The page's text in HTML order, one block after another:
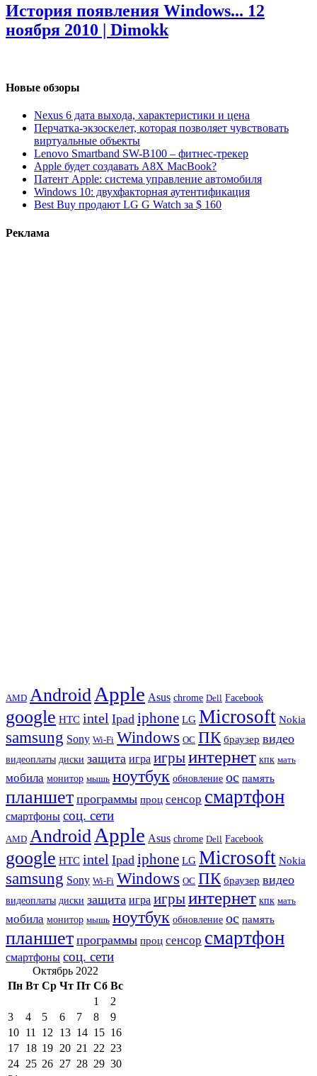
История появления Windows... 12
ноября 2010 | Dimokk
Новые обзоры
Nexus 6 дата выхода, характеристики и цена
Перчатка-экзоскелет, которая позволяет чувствовать
виртуальные объекты
Lenovo Smartband SW-B100 – фитнес-трекер
Apple будет создавать A8X MacBook?
Патент Apple: система управление автомобиля
Windows 10: двухфакторная аутентификация
Best Buy продают LG G Watch за $ 160
Реклама
AMD Android Apple Asus chrome Dell Facebook
google HTC intel Ipad iphone LG Microsoft Nokia
samsung Sony Wi-Fi Windows ОС ПК браузер видео
видеоплаты диски защита игра игрыинтернет кпк мать
мобила монитор мышь ноутбук обновление ос память
планшет программы проц сенсор смартфон
смартфоны соц. сети
AMD Android Apple Asus chrome Dell Facebook
google HTC intel Ipad iphone LG Microsoft Nokia
samsung Sony Wi-Fi Windows ОС ПК браузер видео
видеоплаты диски защита игра игрыинтернет кпк мать
мобила монитор мышь ноутбук обновление ос память
планшет программы проц сенсор смартфон
смартфоны соц. сети
Октябрь 2022
Пн Вт Ср Чт Пт Сб Вс
1
2
3
4 5 6 7 8
9
10 11 12 13 14 15 16
17 18 19 20 21 22 23
24 25 26 27 28 29 30